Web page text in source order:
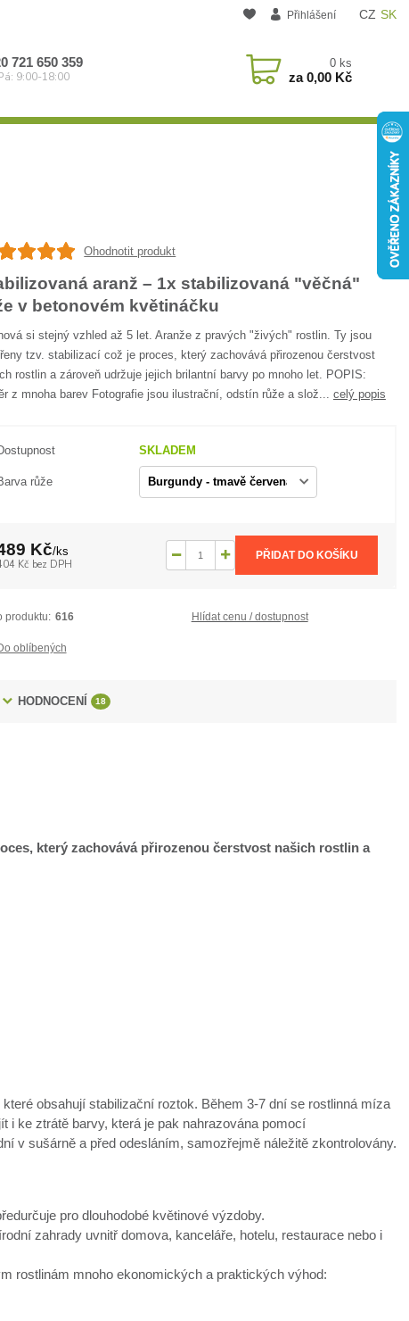
CZ SK
Přihlášení
721 650 359
9:00-18:00
0 ks
za0,00 Kč
Ohodnotit produkt
aranž – 1x stabilizovaná "věčná"
v betonovém květináčku
si stejný vzhled až 5 let. Aranže z pravých "živých" rostlin. Ty jsou
tzv. stabilizací což je proces, který zachovává přirozenou čerstvost
rostlin a zároveň udržuje jejich brilantní barvy po mnoho let. POPIS:
z mnoha barev Fotografie jsou ilustrační, odstín růže a slož... celý popis
SKLADEM
růže
Kč/ks
Kč bez DPH
PŘIDAT DO KOŠÍKU
produktu: 616 Hlídat cenu / dostupnost
oblíbených
HODNOCENÍ 18
který zachovává přirozenou čerstvost našich rostlin a
obsahují stabilizační roztok. Během 3-7 dní se rostlinná míza
i ke ztrátě barvy, která je pak nahrazována pomocí
v sušárně a před odesláním, samozřejmě náležitě zkontrolovány.
pro dlouhodobé květinové výzdoby.
zahrady uvnitř domova, kanceláře, hotelu, restaurace nebo i
rostlinám mnoho ekonomických a praktických výhod: